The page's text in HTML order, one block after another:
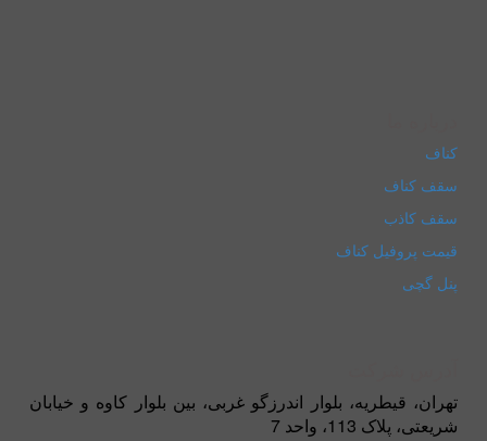
کناف
سقف کناف
سقف کاذب
قیمت پروفیل کناف
پنل گچی
تهران، قیطریه، بلوار اندرزگو غربی، بین بلوار کاوه و خیابان
شریعتی، پلاک 113، واحد 7